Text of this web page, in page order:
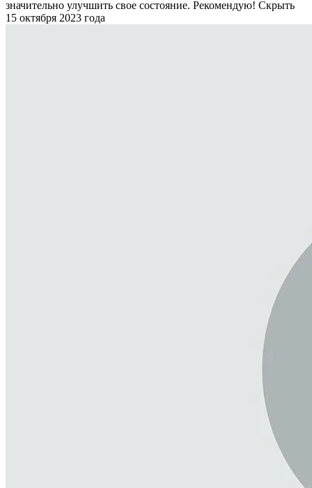
значительно улучшить свое состояние. Рекомендую! Скрыть
15 октября 2023 года